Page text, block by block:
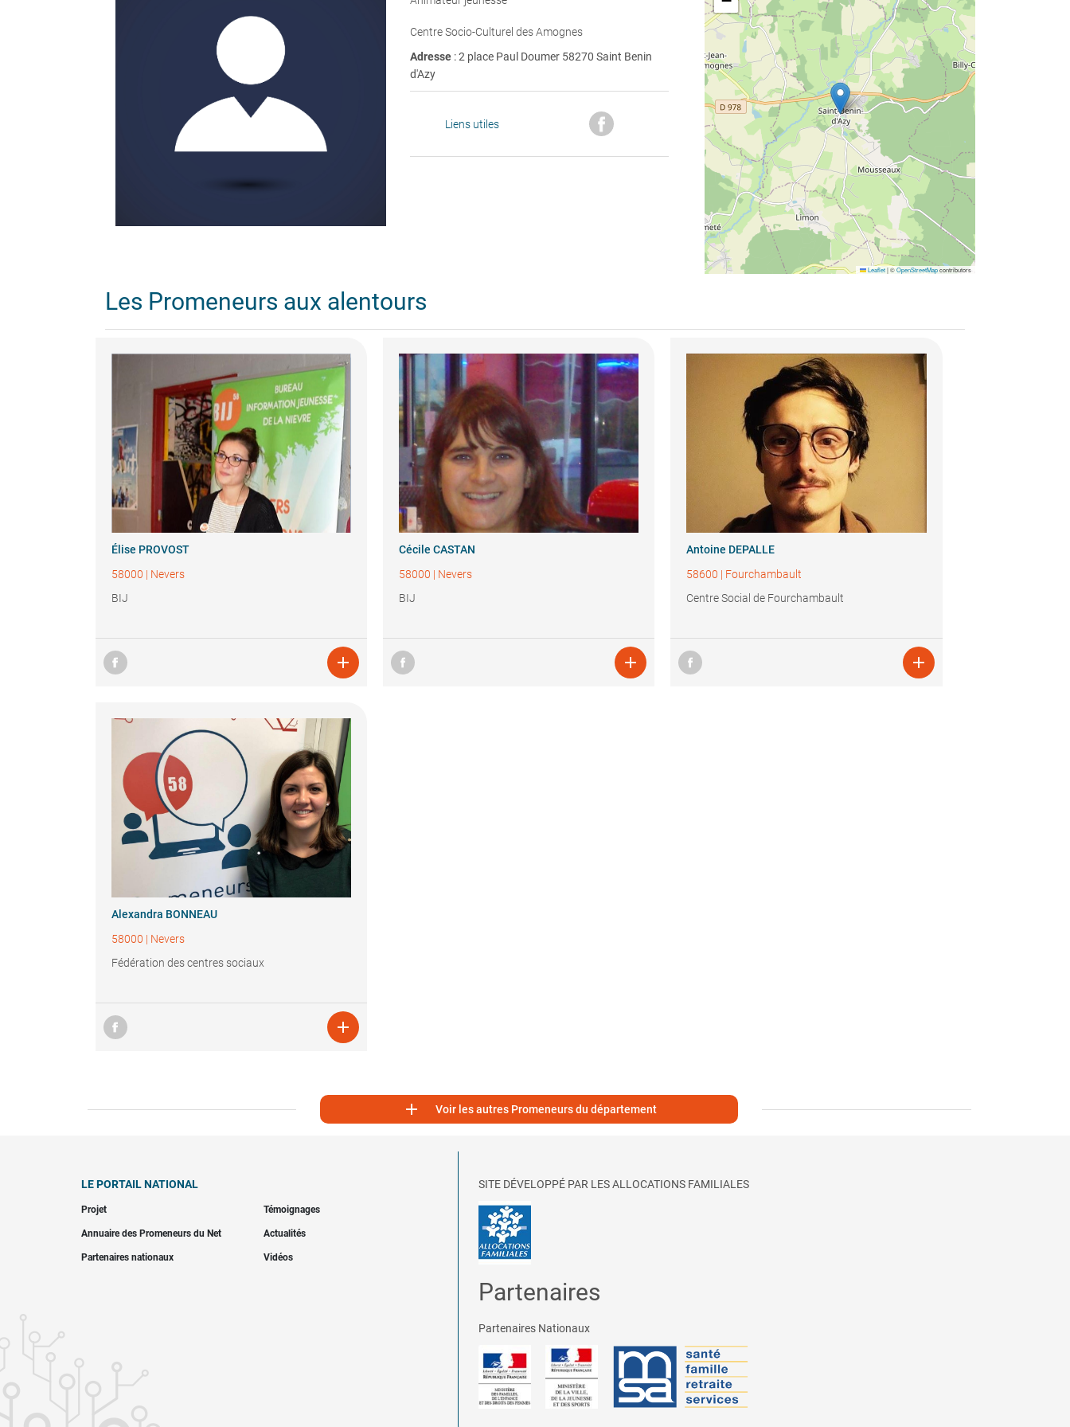
Centre Socio-Culturel des Amognes
Adresse : 2 place Paul Doumer 58270 Saint Benin
d'Azy
Liens utiles
Leaflet |©OpenStreetMapcontributors
Les Promeneurs aux alentours
Élise PROVOST
58000 | Nevers
BIJ

Cécile CASTAN
58000 | Nevers
BIJ

Antoine DEPALLE
58600 | Fourchambault
Centre Social de Fourchambault

Alexandra BONNEAU
58000 | Nevers
Fédération des centres sociaux

 Voir les autres Promeneurs du département
LE PORTAIL NATIONAL
Projet Témoignages
Annuaire des Promeneurs du Net Actualités
Partenaires nationaux Vidéos
SITE DÉVELOPPÉ PAR LES ALLOCATIONS FAMILIALES
Partenaires
Partenaires Nationaux